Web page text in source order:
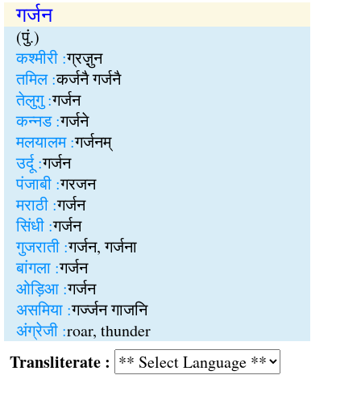
गर्जन
(पुं.)
कश्मीरी :ग्रज़ु़न
तमिल :कर्जनै गर्जनै
तेलुगु :गर्जन
कन्नड :गर्जने
मलयालम :गर्जनम्
उर्दू :गर्जन
पंजाबी :गरजन
मराठी :गर्जन
सिंधी :गर्जन
गुजराती :गर्जन, गर्जना
बांगला :गर्जन
ओड़िआ :गर्जन
असमिया :गर्ज्जन गाजनि
अंग्रेजी :roar, thunder
: